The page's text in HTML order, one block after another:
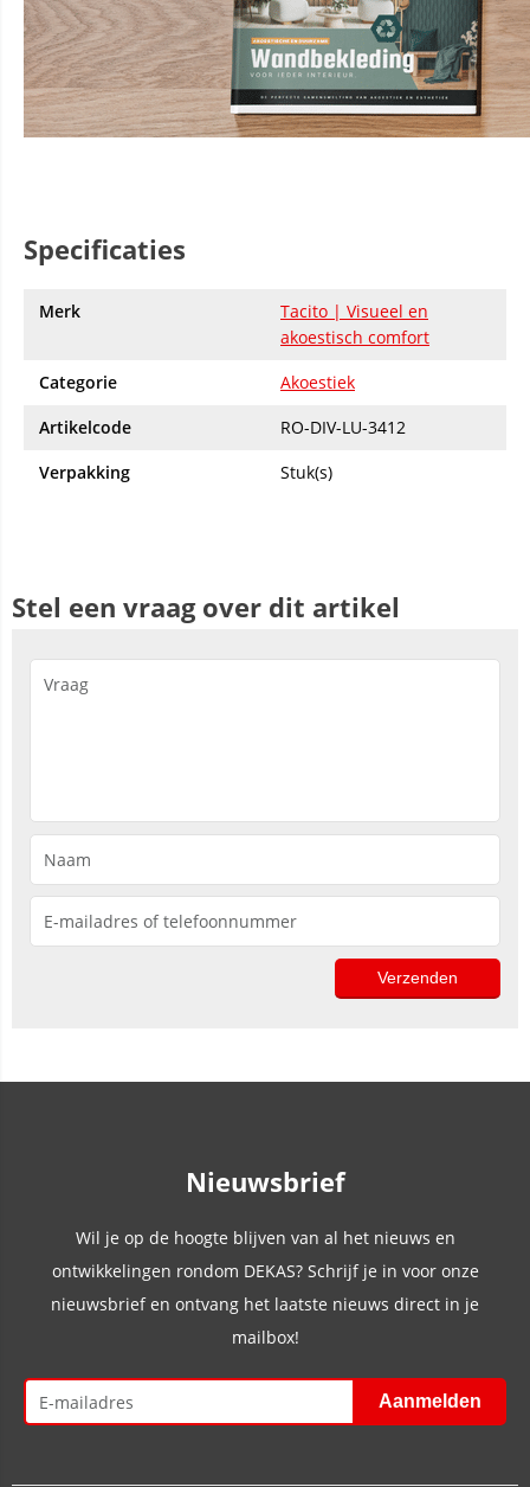
Specificaties
Merk
Tacito | Visueel en
akoestisch comfort
Categorie
Akoestiek
Artikelcode
RO-DIV-LU-3412
Verpakking
Stuk(s)
Stel een vraag over dit artikel
Nieuwsbrief
Wil je op de hoogte blijven van al het nieuws en
ontwikkelingen rondom DEKAS? Schrijf je in voor onze
nieuwsbrief en ontvang het laatste nieuws direct in je
mailbox!